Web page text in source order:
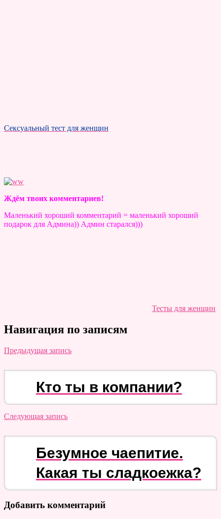
Сексуальный тест для женщин
Ждём твоих комментариев!
Маленький хороший комментарий = маленький хороший
подарок для Админа)) Админ старался)))
Тесты для женщин
Навигация по записям
Предыдущая запись
Кто ты в компании?
Следующая запись
Безумное чаепитие.
Какая ты сладкоежка?
Добавить комментарий